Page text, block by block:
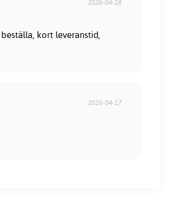
2026-04-18
kort leveranstid,
2026-04-17